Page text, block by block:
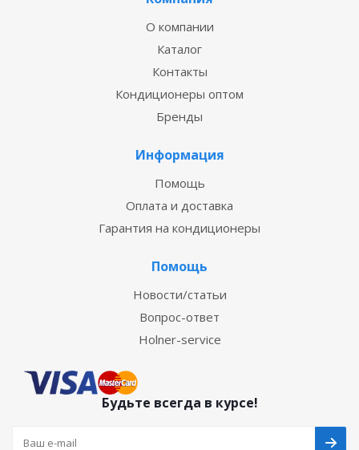
О компании
Каталог
Контакты
Кондиционеры оптом
Бренды
Информация
Помощь
Оплата и доставка
Гарантия на кондиционеры
Помощь
Новости/статьи
Вопрос-ответ
Holner-service
Будьте всегда в курсе!